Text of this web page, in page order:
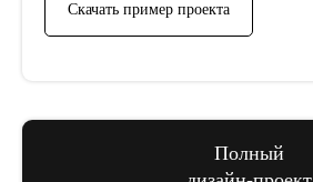
Скачать пример проекта
Полный